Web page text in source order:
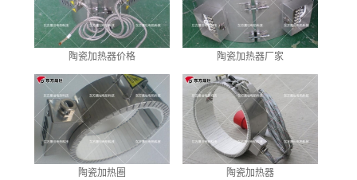
陶瓷加热器价格 陶瓷加热器厂家
陶瓷加热圈 陶瓷加热器